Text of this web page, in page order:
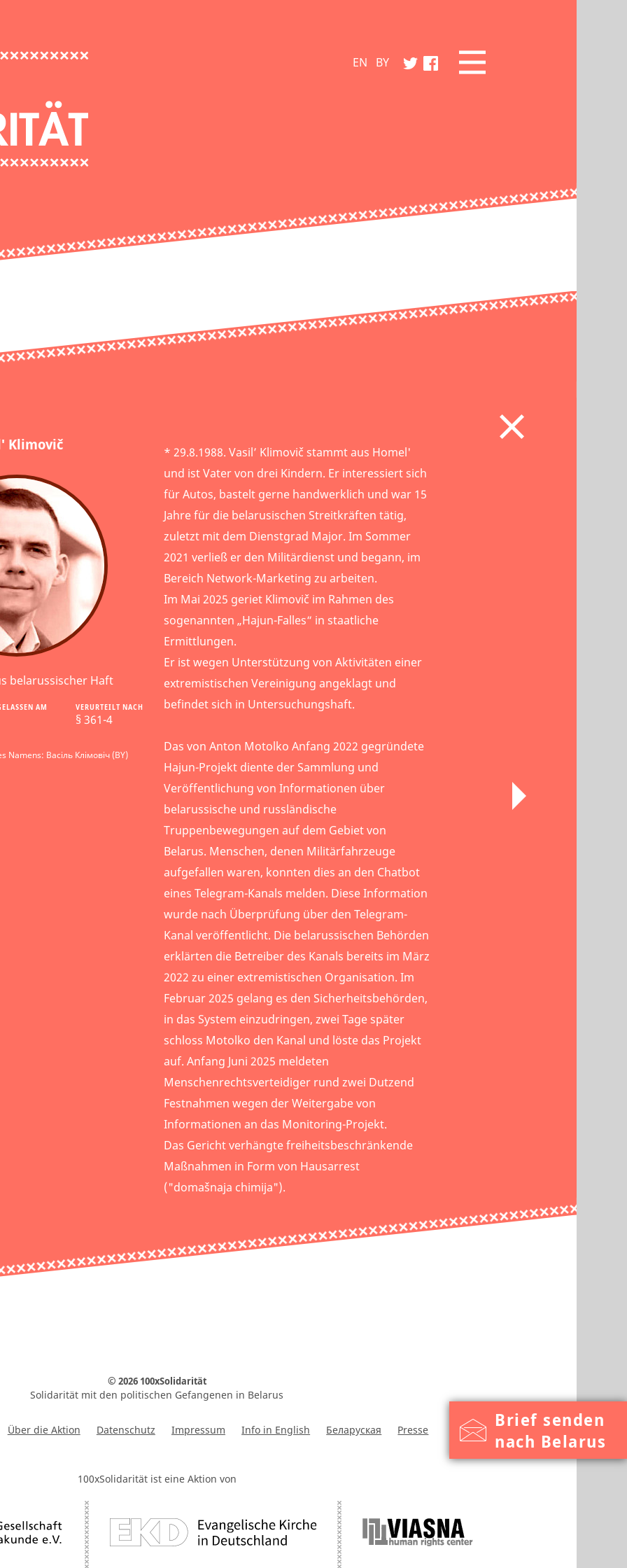
EN BY
Brief senden
nach Belarus
Klimovič
belarussischer Haft
AM VERURTEILT NACH
§ 361-4
Namens: Васіль Клімовіч (BY)
* 29.8.1988. Vasil’ Klimovič stammt aus Homel'
und ist Vater von drei Kindern. Er interessiert sich
für Autos, bastelt gerne handwerklich und war 15
Jahre für die belarusischen Streitkräften tätig,
zuletzt mit dem Dienstgrad Major. Im Sommer
2021 verließ er den Militärdienst und begann, im
Bereich Network-Marketing zu arbeiten.
Im Mai 2025 geriet Klimovič im Rahmen des
sogenannten „Hajun-Falles“ in staatliche
Ermittlungen.
Er ist wegen Unterstützung von Aktivitäten einer
extremistischen Vereinigung angeklagt und
befindet sich in Untersuchungshaft.
Das von Anton Motolko Anfang 2022 gegründete
Hajun-Projekt diente der Sammlung und
Veröffentlichung von Informationen über
belarussische und russländische
Truppenbewegungen auf dem Gebiet von
Belarus. Menschen, denen Militärfahrzeuge
aufgefallen waren, konnten dies an den Chatbot
eines Telegram-Kanals melden. Diese Information
wurde nach Überprüfung über den Telegram-
Kanal veröffentlicht. Die belarussischen Behörden
erklärten die Betreiber des Kanals bereits im März
2022 zu einer extremistischen Organisation. Im
Februar 2025 gelang es den Sicherheitsbehörden,
in das System einzudringen, zwei Tage später
schloss Motolko den Kanal und löste das Projekt
auf. Anfang Juni 2025 meldeten
Menschenrechtsverteidiger rund zwei Dutzend
Festnahmen wegen der Weitergabe von
Informationen an das Monitoring-Projekt.
Das Gericht verhängte freiheitsbeschränkende
Maßnahmen in Form von Hausarrest
("domašnaja chimija").
© 2026 100xSolidarität
Solidarität mit den politischen Gefangenen in Belarus
Über die Aktion Datenschutz Impressum Info in English Беларуская Presse
100xSolidarität ist eine Aktion von